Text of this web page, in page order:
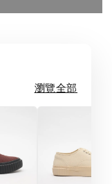
瀏覽全部